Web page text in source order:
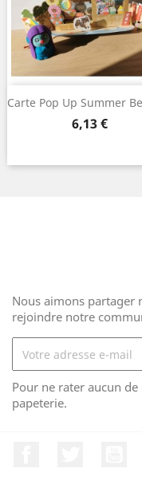
Carte Pop Up Summer
Prix
6,13 €
Nous aimons partager
rejoindre notre
Pour ne rater aucun
papeterie.